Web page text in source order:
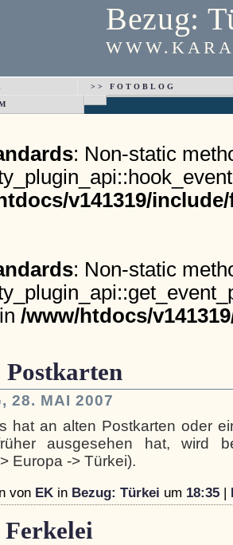
Bezug:
>> FOTOBLOG
: Non-static
v141319/
: Non-static
/www/htdocs/
28. MAI 2007
hat an alten Postkarten oder
ausgesehen hat, wird
Europa -> Türkei).
von EK in Bezug: Türkei um 18:35 |